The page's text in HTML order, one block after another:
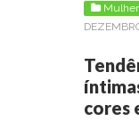
Mulher
cores